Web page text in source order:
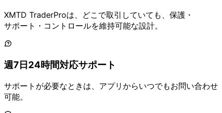
XMTD TraderProは、 どこで取引していても、 保護・
サポート・ コントロールを維持可能な設計。
週7日24時間対応サポート
サポートが必要なときは、 アプリからいつでもお問い合わせ
可能。